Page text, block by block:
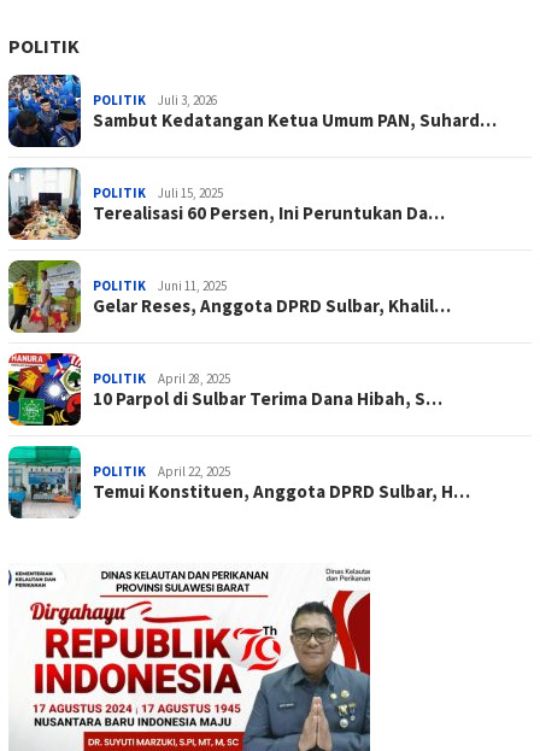
POLITIK
POLITIK Juli 3, 2026
Sambut Kedatangan Ketua Umum PAN, Suhard…
POLITIK Juli 15, 2025
Terealisasi 60 Persen, Ini Peruntukan Da…
POLITIK Juni 11, 2025
Gelar Reses, Anggota DPRD Sulbar, Khalil…
POLITIK April 28, 2025
10 Parpol di Sulbar Terima Dana Hibah, S…
POLITIK April 22, 2025
Temui Konstituen, Anggota DPRD Sulbar, H…